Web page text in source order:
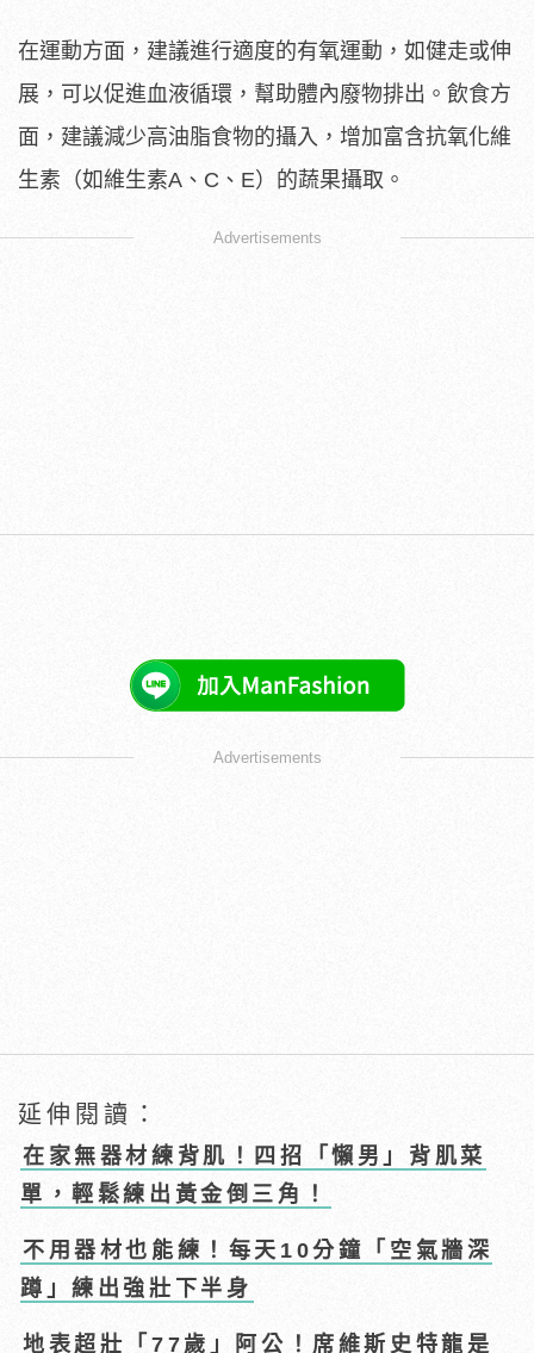
在運動方面，建議進行適度的有氧運動，如健走或伸
展，可以促進血液循環，幫助體內廢物排出。飲食方
面，建議減少高油脂食物的攝入，增加富含抗氧化維
生素（如維生素A、C、E）的蔬果攝取。
Advertisements
Advertisements
延伸閱讀：
在家無器材練背肌！四招「懶男」背肌菜
單，輕鬆練出黃金倒三角！
不用器材也能練！每天10分鐘「空氣牆深
蹲」練出強壯下半身
地表超壯「77歲」阿公！席維斯史特龍是